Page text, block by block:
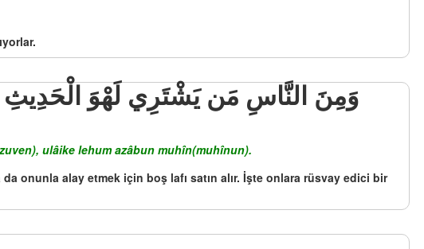
ulâike lehum azâbun muhîn(muhînun).
onunla alay etmek için boş lafı satın alır. İşte onlara rüsvay edici bir